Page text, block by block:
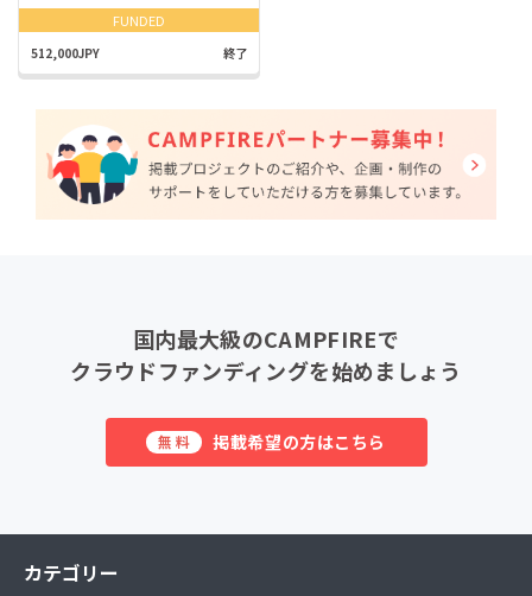
FUNDED
512,000JPY 終了
国内最大級のCAMPFIREで
クラウドファンディングを始めましょう
無料 掲載希望の方はこちら
カテゴリー